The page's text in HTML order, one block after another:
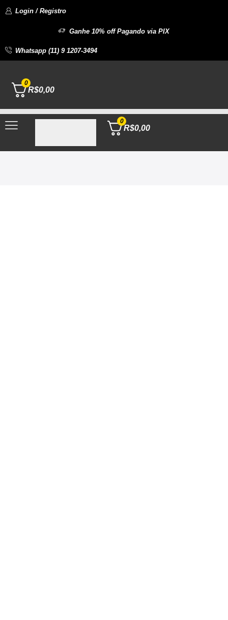
Login / Registro
Ganhe 10% off Pagando via PIX
Whatsapp (11) 9 1207-3494
0
R$0,00
0
R$0,00